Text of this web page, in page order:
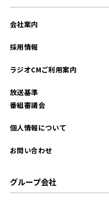
2025年05月
2025年02月
会社案内
採用情報
ラジオCMご利用案内
放送基準
番組審議会
個人情報について
お問い合わせ
グループ会社